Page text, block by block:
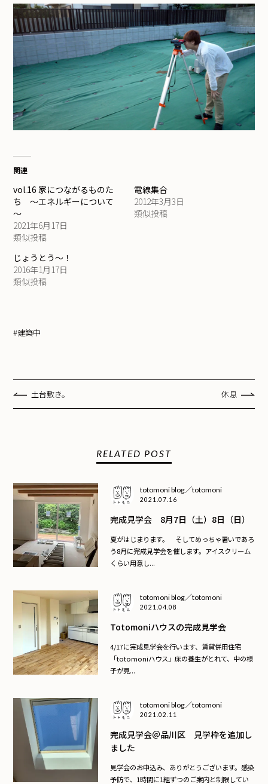
関連
vol.16 家につながるものた
ち ～エネルギーについて
～
2021年6月17日
類似投稿
電線集合
2012年3月3日
類似投稿
じょうとう〜！
2016年1月17日
類似投稿
#建築中
土台敷き。 休息
RELATED POST
totomoni blog／totomoni
2021.07.16
完成見学会 8月7日（土）8日（日）
夏がはじまります。 そしてめっちゃ暑いであろ
う8月に完成見学会を催します。アイスクリーム
くらい用意し...
totomoni blog／totomoni
2021.04.08
Totomoniハウスの完成見学会
4/17に完成見学会を行います、賃貸併用住宅
「totomoniハウス」床の養生がとれて、中の様
子が見...
totomoni blog／totomoni
2021.02.11
完成見学会＠品川区 見学枠を追加し
ました
見学会のお申込み、ありがとうございます。感染
予防で、1時間に1組ずつのご案内と制限してい